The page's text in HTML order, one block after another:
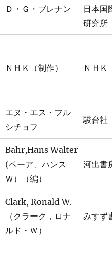
Ｄ・Ｇ・ブレナン
日本国
研究所
ＮＨＫ（制作） ＮＨＫ
エヌ・エス・フル
シチョフ
駿台社
Bahr,Hans Walter
(ベーア、ハンス
Ｗ）（編）
河出書
Clark, Ronald W.
（クラーク，ロナ
ルド・Ｗ）
みすず